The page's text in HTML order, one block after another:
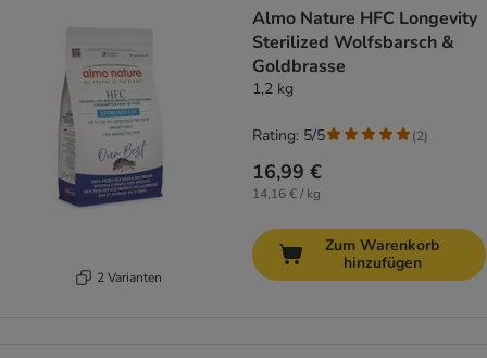
2 Varianten
Almo Nature HFC Longevity
Sterilized Wolfsbarsch &
Goldbrasse
1,2 kg
16,99 €
14,16 € / kg
Rating: 5/5 (2)
Zum Warenkorb
hinzufügen